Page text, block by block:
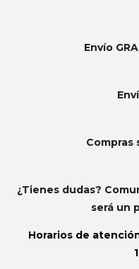
Envío
Compras
¿Tienes dudas?
será un
Horarios de